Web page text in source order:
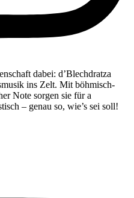
dabei: d’Blechdratza
ins Zelt. Mit böhmisch-
Note sorgen sie für a
– genau so, wie’s sei soll!